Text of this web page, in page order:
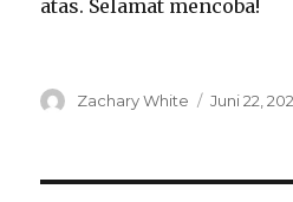
atas. Selamat mencoba!
Author
Zachary White
Posted
Juni 22,